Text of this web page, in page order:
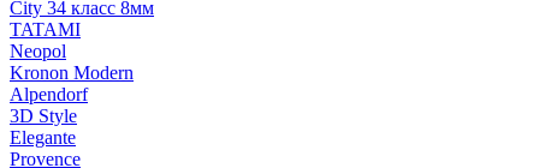
City 34 класс 8мм
TATAMI
Neopol
Kronon Modern
Alpendorf
3D Style
Elegante
Provence